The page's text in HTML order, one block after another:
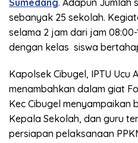
sebanyak 25 sekolah.
selama 2 jam dari jam
dengan kelas siswa
Kapolsek Cibugel, IPTU Ucu
menambahkan dalam giat
Kec Cibugel menyampaikan
Kepala Sekolah, dan guru
persiapan pelaksanaan